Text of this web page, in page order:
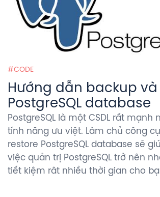
CODE
Hướng dẫn backup và
PostgreSQL database
PostgreSQL là một CSDL rất mạnh
tính năng ưu việt. Làm chủ công
restore PostgreSQL database sẽ
việc quản trị PostgreSQL trở nên
tiết kiệm rât nhiều thời gian cho